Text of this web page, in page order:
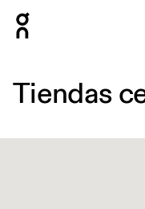
Tiendas